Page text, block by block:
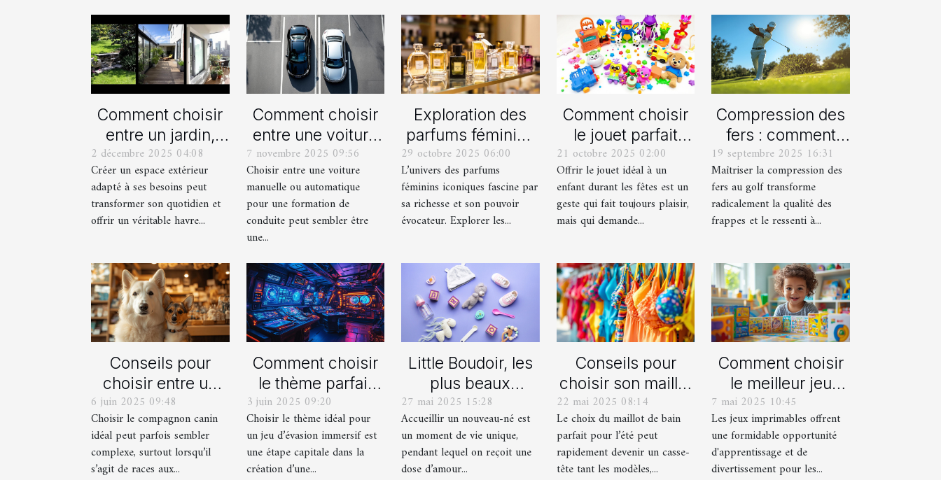
Comment choisir
entre un jardin,
une terrasse et un
balcon pour votre
espace extérieur ?
2 décembre 2025 04:08
Créer un espace extérieur
adapté à ses besoins peut
transformer son quotidien et
offrir un véritable havre...
Comment choisir
entre une voiture
manuelle ou
automatique pour
votre formation de
conduite ?
7 novembre 2025 09:56
Choisir entre une voiture
manuelle ou automatique
pour une formation de
conduite peut sembler être
une...
Exploration des
parfums féminins
iconiques et leurs
variations
29 octobre 2025 06:00
L’univers des parfums
féminins iconiques fascine par
sa richesse et son pouvoir
évocateur. Explorer les...
Comment choisir
le jouet parfait
pour chaque âge
durant les fêtes ?
21 octobre 2025 02:00
Offrir le jouet idéal à un
enfant durant les fêtes est un
geste qui fait toujours plaisir,
mais qui demande...
Compression des
fers : comment
obtenir des
frappes plus
solides ?
19 septembre 2025 16:31
Maîtriser la compression des
fers au golf transforme
radicalement la qualité des
frappes et le ressenti à...
Conseils pour
choisir entre un
berger blanc
suisse et un
berger américain
miniature
6 juin 2025 09:48
Choisir le compagnon canin
idéal peut parfois sembler
complexe, surtout lorsqu’il
s’agit de races aux...
Comment choisir
le thème parfait
pour votre
prochain jeu
d'évasion
immersif
3 juin 2025 09:20
Choisir le thème idéal pour
un jeu d’évasion immersif est
une étape capitale dans la
création d’une...
Little Boudoir, les
plus beaux
cadeaux de
naissance
personnalisés !
27 mai 2025 15:28
Accueillir un nouveau-né est
un moment de vie unique,
pendant lequel on reçoit une
dose d’amour...
Conseils pour
choisir son maillot
de bain idéal pour
l'été
22 mai 2025 08:14
Le choix du maillot de bain
parfait pour l’été peut
rapidement devenir un casse-
tête tant les modèles,...
Comment choisir
le meilleur jeu
imprimable pour
votre enfant
7 mai 2025 10:45
Les jeux imprimables offrent
une formidable opportunité
d'apprentissage et de
divertissement pour les...